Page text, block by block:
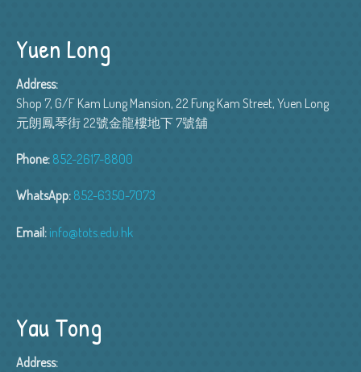
Yuen Long
Address:
Shop 7, G/F Kam Lung Mansion, 22 Fung Kam Street, Yuen Long
元朗鳳琴街 22號金龍樓地下 7號舖
Phone: 852-2617-8800
WhatsApp: 852-6350-7073
Email: info@tots.edu.hk
Yau Tong
Address: